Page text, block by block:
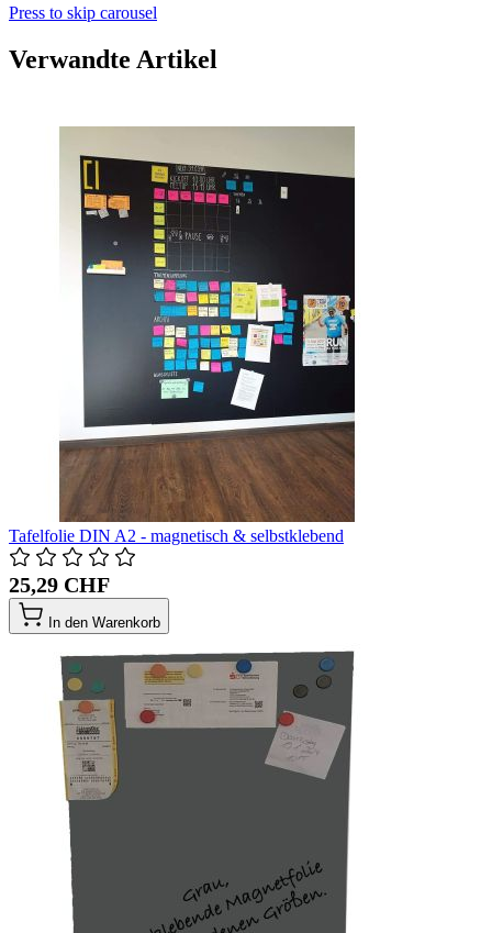
Press to skip carousel
Verwandte Artikel
Tafelfolie DIN A2 - magnetisch & selbstklebend
25,29 CHF
In den Warenkorb